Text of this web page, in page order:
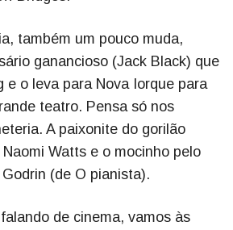
também um pouco muda,
ganancioso (Jack Black) que
e o leva para Nova Iorque para
teatro. Pensa só nos
A paixonite do gorilão
Watts e o mocinho pelo
(de O pianista).
de cinema, vamos às